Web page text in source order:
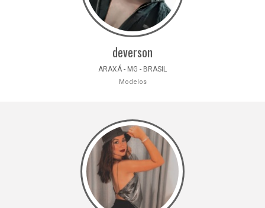
deverson
ARAXÁ - MG - BRASIL
Modelos